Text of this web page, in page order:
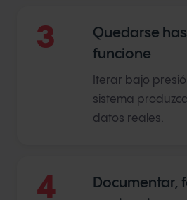
3
Quedarse
funcione
Iterar bajo
sistema
datos reales.
4
Documentar,